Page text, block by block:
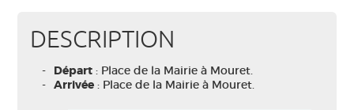
DESCRIPTION
Départ : Place de la Mairie à Mouret.
Arrivée : Place de la Mairie à Mouret.